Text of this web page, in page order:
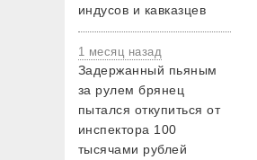
индусов и кавказцев
1 месяц назад
Задержанный пьяным
за рулем брянец
пытался откупиться от
инспектора 100
тысячами рублей